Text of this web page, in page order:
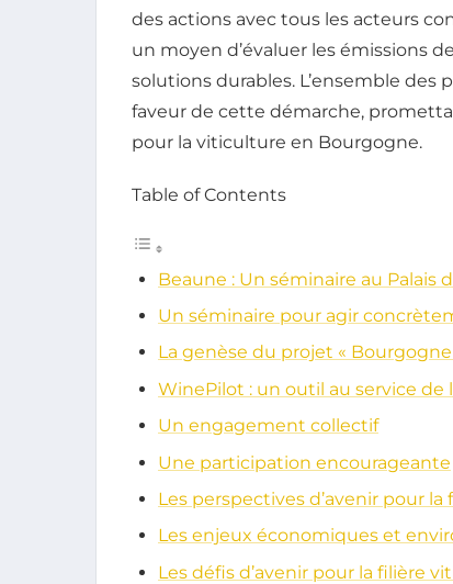
des actions avec tous les acteurs
un moyen d’évaluer les émissions
solutions durables. L’ensemble
faveur de cette démarche,
pour la viticulture en Bourgogne.
Table of Contents
Beaune : Un séminaire au Palais
Un séminaire pour agir
La genèse du projet «
WinePilot : un outil au service de
Un engagement collectif
Une participation encourageante
Les perspectives d’avenir pour
Les enjeux économiques et
Les défis d’avenir pour la filière